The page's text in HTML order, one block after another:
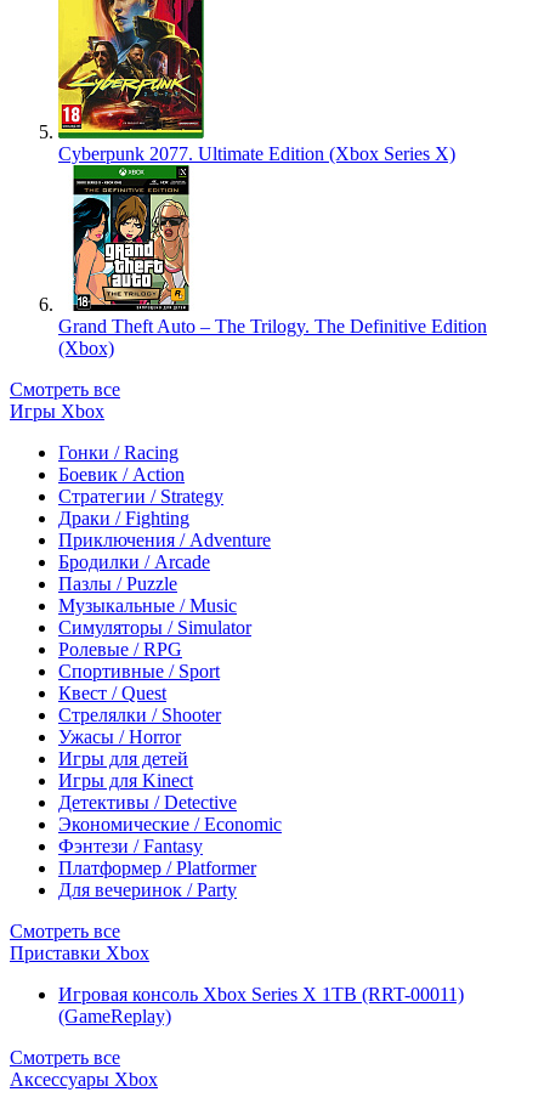
Cyberpunk 2077. Ultimate Edition (Xbox Series X)
Grand Theft Auto – The Trilogy. The Definitive Edition
(Xbox)
Смотреть все
Игры Xbox
Гонки / Racing
Боевик / Action
Стратегии / Strategy
Драки / Fighting
Приключения / Adventure
Бродилки / Arcade
Пазлы / Puzzle
Музыкальные / Music
Симуляторы / Simulator
Ролевые / RPG
Спортивные / Sport
Квест / Quest
Стрелялки / Shooter
Ужасы / Horror
Игры для детей
Игры для Kinect
Детективы / Detective
Экономические / Economic
Фэнтези / Fantasy
Платформер / Platformer
Для вечеринок / Party
Смотреть все
Приставки Xbox
Игровая консоль Xbox Series X 1TB (RRT-00011)
(GameReplay)
Смотреть все
Аксессуары Xbox